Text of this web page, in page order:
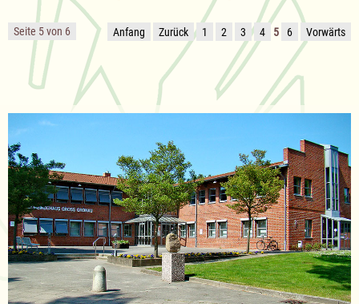
Seite 5 von 6 Anfang Zurück 1 2 3 4 5 6 Vorwärts